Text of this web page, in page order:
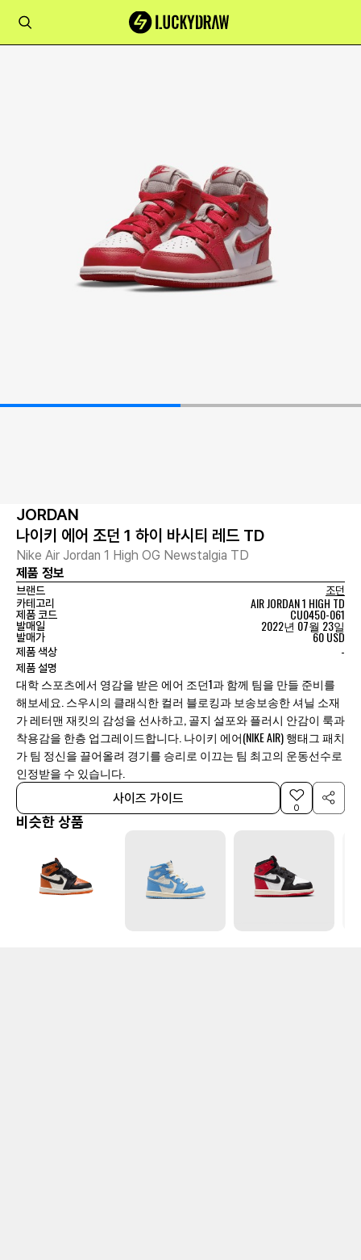
JORDAN
나이키 에어 조던 1 하이 바시티 레드 TD
Nike Air Jordan 1 High OG Newstalgia TD
제품 정보
브랜드
조던
카테고리
AIR JORDAN 1 HIGH TD
제품 코드 CU0450-061
발매일 2022년 07월 23일
발매가 60 USD
제품 색상 -
제품 설명
대학 스포츠에서 영감을 받은 에어 조던1과 함께 팀을 만들 준비를
해보세요. 스우시의 클래식한 컬러 블로킹과 보송보송한 셔닐 소재
가 레터맨 재킷의 감성을 선사하고, 골지 설포와 플러시 안감이 룩과
착용감을 한층 업그레이드합니다. 나이키 에어(NIKE AIR) 행태그 패치
가 팀 정신을 끌어올려 경기를 승리로 이끄는 팀 최고의 운동선수로
인정받을 수 있습니다.
사이즈 가이드
0
비슷한 상품